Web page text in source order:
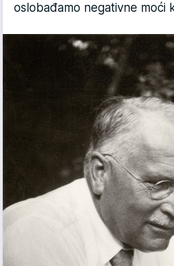
oslobađamo negativne moći